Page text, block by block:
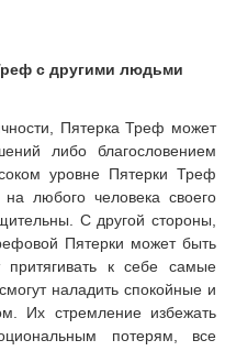
с другими людьми
Пятерка Треф может
либо благословением
уровне Пятерки Треф
на любого человека своего
С другой стороны,
Пятерки может быть
притягивать к себе самые
наладить спокойные и
Их стремление избежать
потерям, все